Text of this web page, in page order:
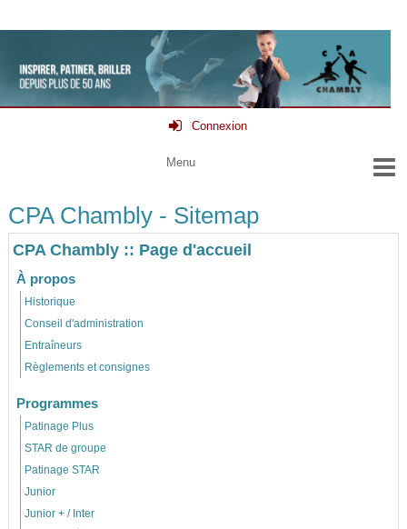
Connexion
CPA Chambly - Sitemap
CPA Chambly :: Page d'accueil
À propos
Historique
Conseil d'administration
Entraîneurs
Règlements et consignes
Programmes
Patinage Plus
STAR de groupe
Patinage STAR
Junior
Junior + / Inter